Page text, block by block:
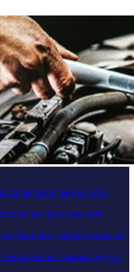
солнечный день на этой
для продолжения
Трампа гарантией мира на
европейские страны выдают